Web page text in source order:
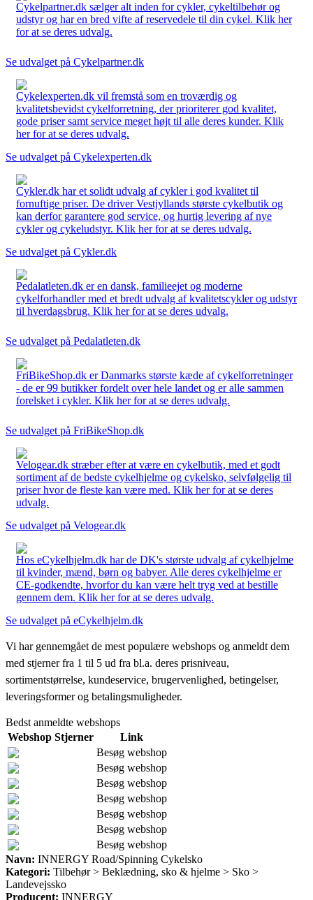
Cykelpartner.dk sælger alt inden for cykler, cykeltilbehør og
udstyr og har en bred vifte af reservedele til din cykel. Klik her
for at se deres udvalg.
Se udvalget på Cykelpartner.dk
Cykelexperten.dk vil fremstå som en troværdig og
kvalitetsbevidst cykelforretning, der prioriterer god kvalitet,
gode priser samt service meget højt til alle deres kunder. Klik
her for at se deres udvalg.
Se udvalget på Cykelexperten.dk
Cykler.dk har et solidt udvalg af cykler i god kvalitet til
fornuftige priser. De driver Vestjyllands største cykelbutik og
kan derfor garantere god service, og hurtig levering af nye
cykler og cykeludstyr. Klik her for at se deres udvalg.
Se udvalget på Cykler.dk
Pedalatleten.dk er en dansk, familieejet og moderne
cykelforhandler med et bredt udvalg af kvalitetscykler og udstyr
til hverdagsbrug. Klik her for at se deres udvalg.
Se udvalget på Pedalatleten.dk
FriBikeShop.dk er Danmarks største kæde af cykelforretninger
- de er 99 butikker fordelt over hele landet og er alle sammen
forelsket i cykler. Klik her for at se deres udvalg.
Se udvalget på FriBikeShop.dk
Velogear.dk stræber efter at være en cykelbutik, med et godt
sortiment af de bedste cykelhjelme og cykelsko, selvfølgelig til
priser hvor de fleste kan være med. Klik her for at se deres
udvalg.
Se udvalget på Velogear.dk
Hos eCykelhjelm.dk har de DK's største udvalg af cykelhjelme
til kvinder, mænd, børn og babyer. Alle deres cykelhjelme er
CE-godkendte, hvorfor du kan være helt tryg ved at bestille
gennem dem. Klik her for at se deres udvalg.
Se udvalget på eCykelhjelm.dk
Vi har gennemgået de mest populære webshops og anmeldt dem
med stjerner fra 1 til 5 ud fra bl.a. deres prisniveau,
sortimentstørrelse, kundeservice, brugervenlighed, betingelser,
leveringsformer og betalingsmuligheder.
Bedst anmeldte webshops
Webshop Stjerner
Link
Besøg webshop
Besøg webshop
Besøg webshop
Besøg webshop
Besøg webshop
Besøg webshop
Besøg webshop
Navn: INNERGY Road/Spinning Cykelsko
Kategori: Tilbehør > Beklædning, sko & hjelme > Sko >
Landevejssko
Producent: INNERGY